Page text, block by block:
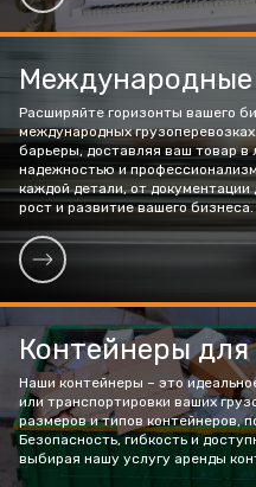
Международные
Расширяйте горизонты вашего
международных
барьеры, доставляя ваш товар
надежностью и
каждой детали, от
рост и развитие вашего бизнеса.
Контейнеры
Наши контейнеры – это
или транспортировки ваших
размеров и типов контейнеров,
Безопасность, гибкость и
выбирая нашу услугу аренды